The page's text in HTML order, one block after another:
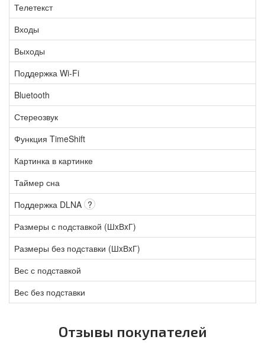
Телетекст
Входы
Выходы
Поддержка Wi-Fi
Bluetooth
Стереозвук
Функция TimeShift
Картинка в картинке
Таймер сна
Поддержка DLNA ?
Размеры с подставкой (ШxВxГ)
Размеры без подставки (ШxВxГ)
Вес с подставкой
Вес без подставки
Отзывы покупателей